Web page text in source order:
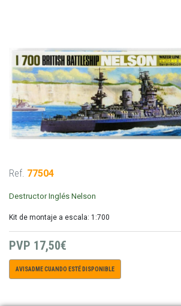
Ref. 77504
Destructor Inglés Nelson
Kit de montaje a escala: 1:700
PVP 17,50€
AVISADME CUANDO ESTÉ DISPONIBLE